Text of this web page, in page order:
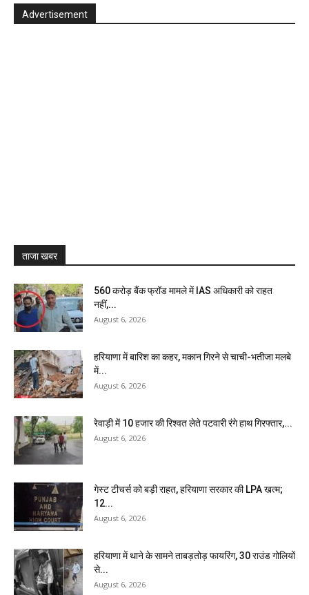
Advertisement
ताजा खबर
₹560 करोड़ बैंक फ्रॉड मामले में IAS अधिकारी को राहत
नहीं,...
August 6, 2026
हरियाणा में बारिश का कहर, मकान गिरने से चाची-भतीजा मलबे
में...
August 6, 2026
रेवाड़ी में 10 हजार की रिश्वत लेते पटवारी रंगे हाथ गिरफ्तार,...
August 6, 2026
गेस्ट टीचर्स को बड़ी राहत, हरियाणा सरकार की LPA खत्म;
12...
August 6, 2026
हरियाणा में थाने के सामने ताबड़तोड़ फायरिंग, 30 राउंड गोलियों
से...
August 6, 2026